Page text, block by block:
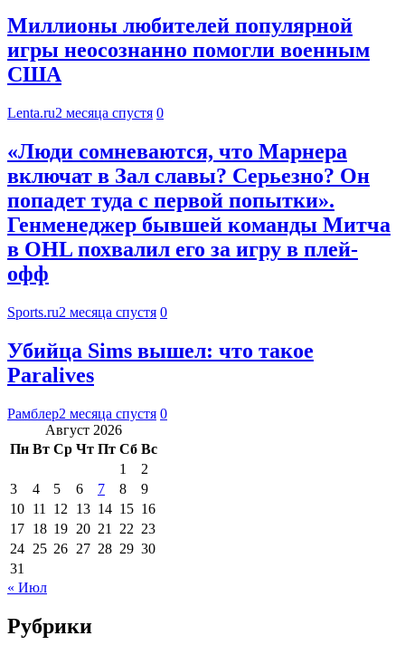
Миллионы любителей популярной
игры неосознанно помогли военным
США
Lenta.ru2 месяца спустя 0
«Люди сомневаются, что Марнера
включат в Зал славы? Серьезно? Он
попадет туда с первой попытки».
Генменеджер бывшей команды Митча
в OHL похвалил его за игру в плей-
офф
Sports.ru2 месяца спустя 0
Убийца Sims вышел: что такое
Paralives
Рамблер2 месяца спустя 0
Август 2026
Пн Вт Ср Чт Пт Сб Вс
1
2
3
4 5 6 7 8
9
10 11 12 13 14 15 16
17 18 19 20 21 22 23
24 25 26 27 28 29 30
31
« Июл
Рубрики